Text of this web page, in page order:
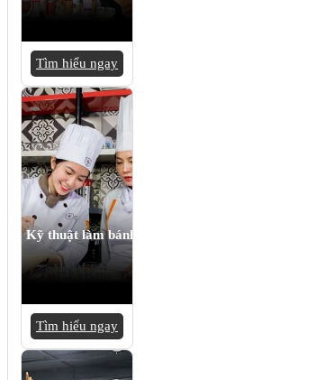
Tìm hiểu ngay
Kỹ thuật làm bánh
Tìm hiểu ngay